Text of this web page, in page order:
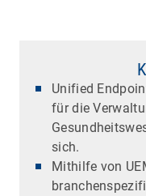
Unified
für die
sich.
Mithilfe von